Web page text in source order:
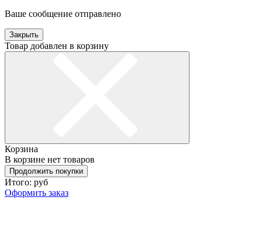
Ваше сообщение отправлено
Закрыть
Товар добавлен в корзину
Корзина
В корзине нет товаров
Продолжить покупки
Итого: руб
Оформить заказ